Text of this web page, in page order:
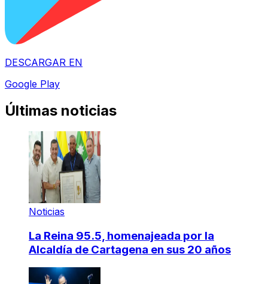
DESCARGAR EN
Google Play
Últimas noticias
Noticias
La Reina 95.5, homenajeada por la
Alcaldía de Cartagena en sus 20 años